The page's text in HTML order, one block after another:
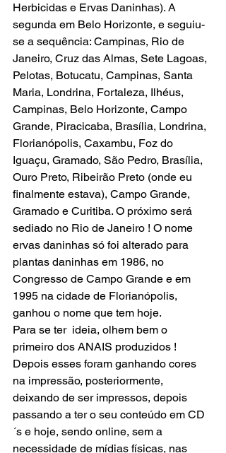
Herbicidas e Ervas Daninhas). A
segunda em Belo Horizonte, e seguiu-
se a sequência: Campinas, Rio de
Janeiro, Cruz das Almas, Sete Lagoas,
Pelotas, Botucatu, Campinas, Santa
Maria, Londrina, Fortaleza, Ilhéus,
Campinas, Belo Horizonte, Campo
Grande, Piracicaba, Brasília, Londrina,
Florianópolis, Caxambu, Foz do
Iguaçu, Gramado, São Pedro, Brasília,
Ouro Preto, Ribeirão Preto (onde eu
finalmente estava), Campo Grande,
Gramado e Curitiba. O próximo será
sediado no Rio de Janeiro ! O nome
ervas daninhas só foi alterado para
plantas daninhas em 1986, no
Congresso de Campo Grande e em
1995 na cidade de Florianópolis,
ganhou o nome que tem hoje.
Para se ter  ideia, olhem bem o
primeiro dos ANAIS produzidos !
Depois esses foram ganhando cores
na impressão, posteriormente,
deixando de ser impressos, depois
passando a ter o seu conteúdo em CD
´s e hoje, sendo online, sem a
necessidade de mídias físicas, nas